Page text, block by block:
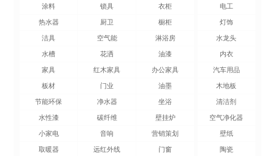
涂料 锁具 衣柜 电工
热水器 厨卫 橱柜 灯饰
洁具 空气能 淋浴房 水龙头
水槽 花洒 油漆 内衣
家具 红木家具 办公家具 汽车用品
板材 门业 油墨 木地板
节能环保 净水器 坐浴 清洁剂
水性漆 碳纤维 壁挂炉 空气净化器
小家电 音响 营销策划 壁纸
取暖器 远红外线 门窗 陶瓷